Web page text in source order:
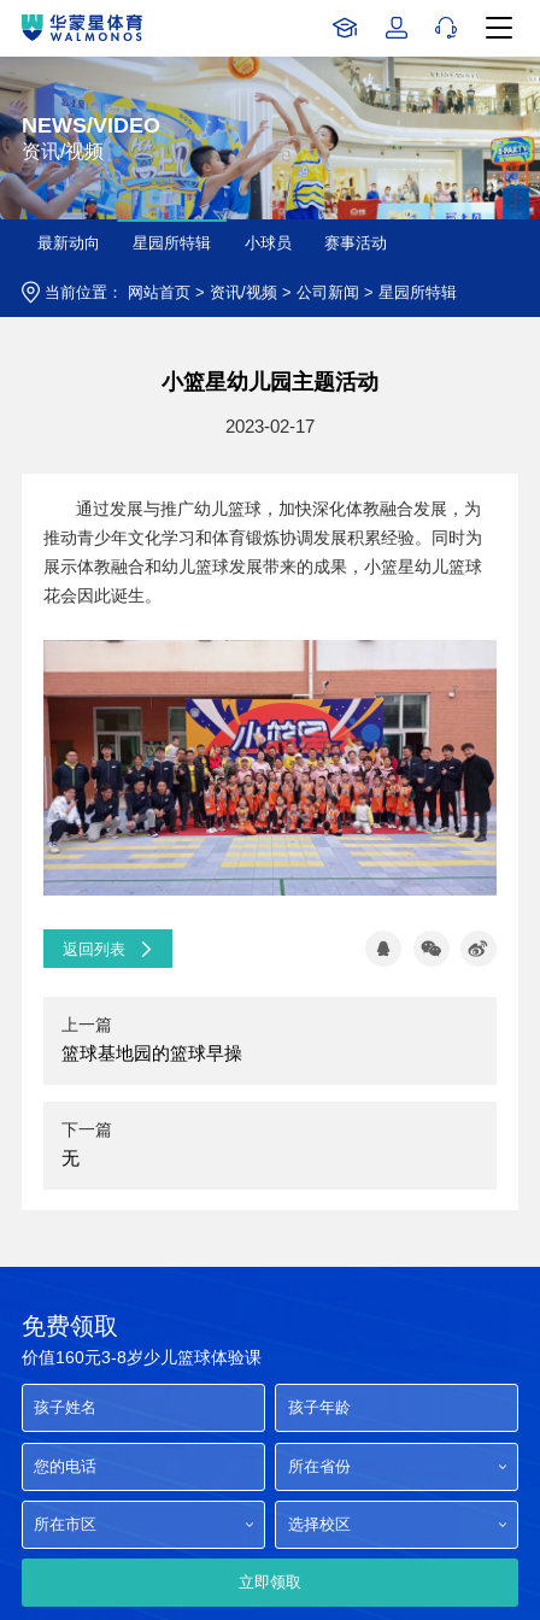
NEWS/VIDEO
资讯/视频
最新动向 星园所特辑 小球员 赛事活动
当前位置： 网站首页 > 资讯/视频 > 公司新闻 > 星园所特辑
小篮星幼儿园主题活动
2023-02-17
通过发展与推广幼儿篮球，加快深化体教融合发展，为
推动青少年文化学习和体育锻炼协调发展积累经验。同时为
展示体教融合和幼儿篮球发展带来的成果，小篮星幼儿篮球
花会因此诞生。
返回列表
上一篇
篮球基地园的篮球早操
下一篇
无
免费领取
价值160元3-8岁少儿篮球体验课
所在省份
所在市区 选择校区
立即领取